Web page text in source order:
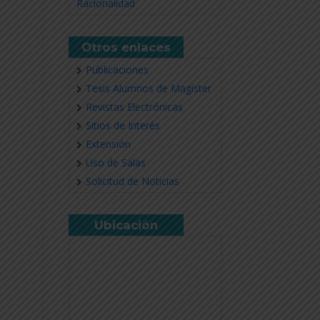
Racionalidad
Otros enlaces
Publicaciones
Tesis Alumnos de Magíster
Revistas Electrónicas
Sitios de Interés
Extensión
Uso de Salas
Solicitud de Noticias
Ubicación